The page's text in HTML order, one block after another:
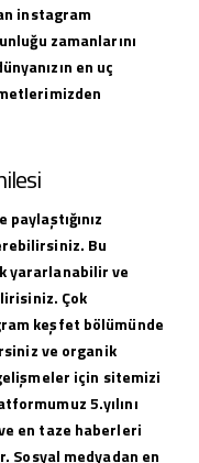
instagram
zamanlarını
en uç
Bu
yararlanabilir ve
Çok
keşfet bölümünde
ve organik
için sitemizi
5.yılını
en taze haberleri
Sosyal medyadan en